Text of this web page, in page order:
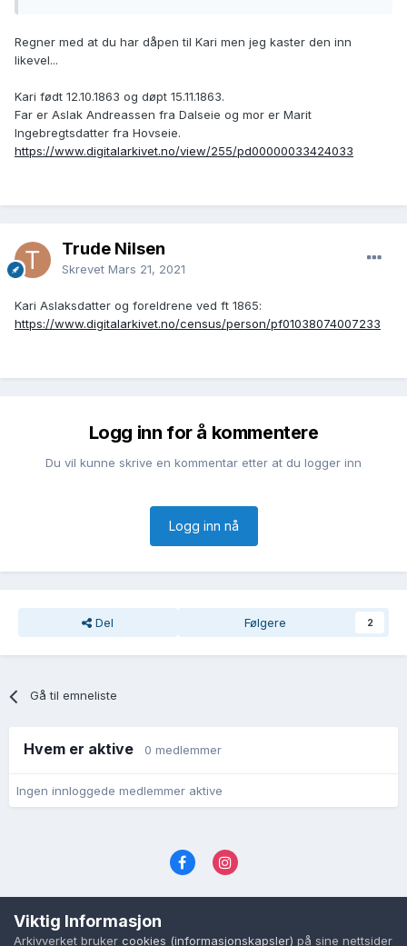
Regner med at du har dåpen til Kari men jeg kaster den inn
likevel...
Kari født 12.10.1863 og døpt 15.11.1863.
Far er Aslak Andreassen fra Dalseie og mor er Marit
Ingebregtsdatter fra Hovseie.
https://www.digitalarkivet.no/view/255/pd00000033424033
Trude Nilsen
Skrevet Mars 21, 2021
Kari Aslaksdatter og foreldrene ved ft 1865:
https://www.digitalarkivet.no/census/person/pf01038074007233
Logg inn for å kommentere
Du vil kunne skrive en kommentar etter at du logger inn
Logg inn nå
Del Følgere 2
Gå til emneliste
Hvem er aktive 0 medlemmer
Ingen innloggede medlemmer aktive
Cookies (informasjonskapsler)
Viktig Informasjon
Arkivverket bruker cookies (informasjonskapsler) på sine nettsider